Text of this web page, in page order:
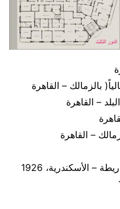
بالزمالك – القاهرة
– القاهرة
– القاهرة
– الأسكندرية، 1926